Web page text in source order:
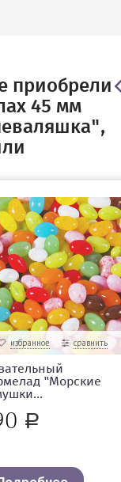
приобрели
45 мм
избранное сравнить
"Морские
Р